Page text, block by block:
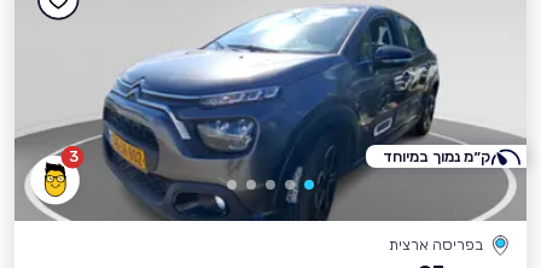
3
בפריסה ארצית
ק״מ נמוך במיוחד